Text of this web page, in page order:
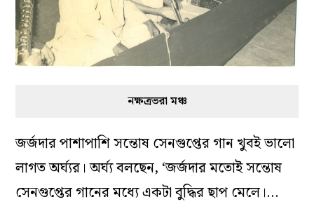
গাইতে বসে কীরকম নার্ভাস হয়ে প্রথম লাইন গাওয়ার
পর দুটো লাইন বাদ দিয়ে গাইলেন। মঞ্জুশ্রী স্টেজে
ম্যানেজ করে নিলেন। অনুষ্ঠানের পর সুচিত্রা দেবব্রতকে
জর্জদা বলেছিলেন, ‘কী জানি, অগো বোধহয় পছন্দ হয়
নাই!’ উদয়শঙ্করের দলেও এক সময় গান গেয়েছেন
অর্ঘ্য।